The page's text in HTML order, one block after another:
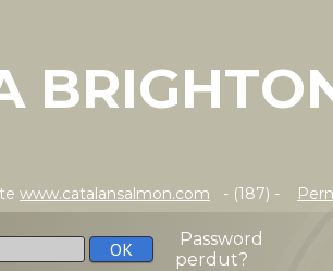
www.catalansalmon.com - (187) -
Password
perdut?